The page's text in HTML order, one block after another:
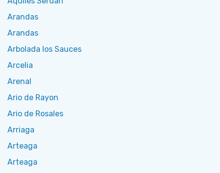
Arandas
Arandas
Arbolada los Sauces
Arcelia
Arenal
Ario de Rayon
Ario de Rosales
Arriaga
Arteaga
Arteaga